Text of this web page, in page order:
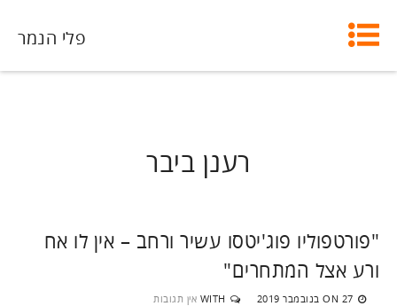
פלי הנמר
רענן ביבר
"פורטפוליו פוג'יטסו עשיר ורחב – אין לו אח
ורע אצל המתחרים"
ON 27 בנובמבר 2019 WITH אין תגובות